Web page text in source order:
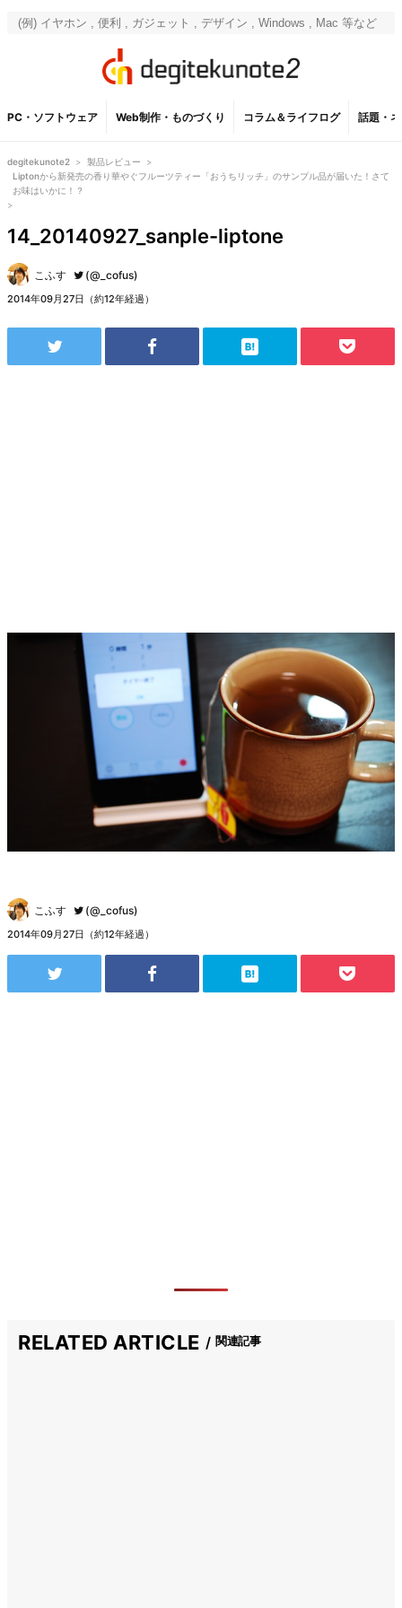
PC・ソフトウェア Web制作・ものづくり コラム＆ライフログ 話題・
degitekunote2 > 製品レビュー
>
Liptonから新発売の香り華やぐフルーツティー「おうちリッチ」のサンプル品が届いた！さて
お味はいかに！？
>
14_20140927_sanple-liptone
こふす (@_cofus)
2014年09月27日（約12年経過）
こふす (@_cofus)
2014年09月27日（約12年経過）
RELATED ARTICLE 関連記事